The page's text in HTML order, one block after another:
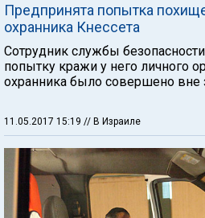
Предпринята попытка
охранника Кнессета
Сотрудник службы
попытку кражи у него личного
охранника было совершено вне
11.05.2017 15:19 // В Израиле